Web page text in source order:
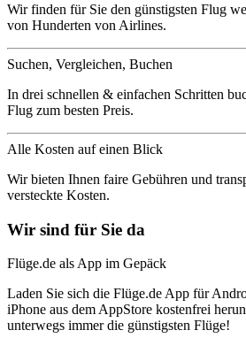
Wir finden für Sie den günstigsten Flug
von Hunderten von Airlines.
Suchen, Vergleichen, Buchen
In drei schnellen & einfachen Schritten
Flug zum besten Preis.
Alle Kosten auf einen Blick
Wir bieten Ihnen faire Gebühren und
versteckte Kosten.
Wir sind für Sie da
Flüge.de als App im Gepäck
Laden Sie sich die Flüge.de App für
iPhone aus dem AppStore kostenfrei
unterwegs immer die günstigsten Flüge!